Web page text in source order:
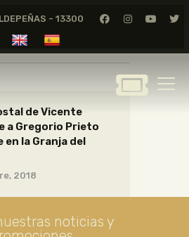
- 13300
MUSEO
GREGORIO
PRIETO
DE DIBUJO
de Vicente
a Gregorio Prieto
en la Granja del
2018
noticias y